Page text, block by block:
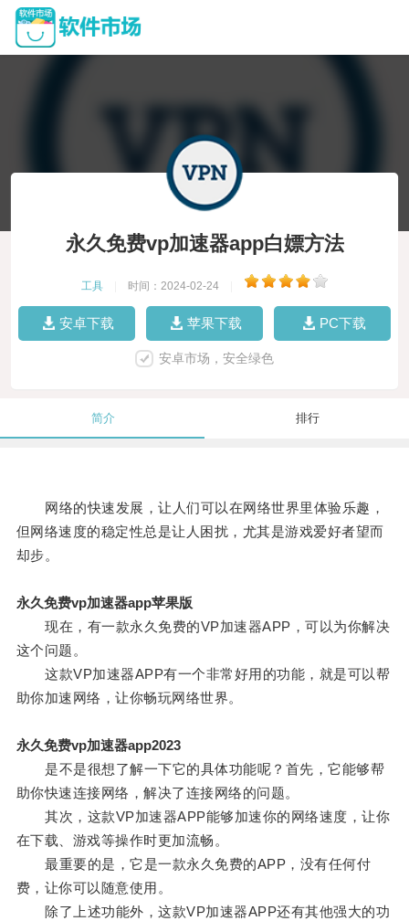
永久免费vp加速器app白嫖方法
工具 时间：2024-02-24
安卓下载 苹果下载 PC下载
安卓市场，安全绿色
简介 排行
网络的快速发展，让人们可以在网络世界里体验乐趣，
但网络速度的稳定性总是让人困扰，尤其是游戏爱好者望而
却步。
永久免费vp加速器app苹果版
现在，有一款永久免费的VP加速器APP，可以为你解决
这个问题。
这款VP加速器APP有一个非常好用的功能，就是可以帮
助你加速网络，让你畅玩网络世界。
永久免费vp加速器app2023
是不是很想了解一下它的具体功能呢？首先，它能够帮
助你快速连接网络，解决了连接网络的问题。
其次，这款VP加速器APP能够加速你的网络速度，让你
在下载、游戏等操作时更加流畅。
最重要的是，它是一款永久免费的APP，没有任何付
费，让你可以随意使用。
除了上述功能外，这款VP加速器APP还有其他强大的功